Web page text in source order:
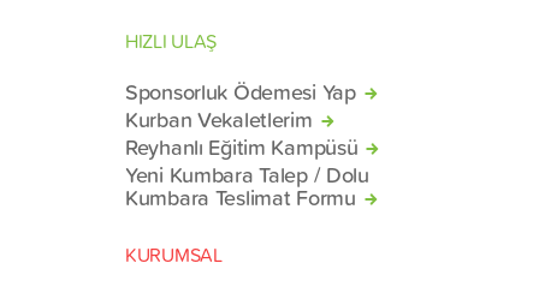
HIZLI ULAŞ
Sponsorluk Ödemesi Yap
Kurban Vekaletlerim
Reyhanlı Eğitim Kampüsü
Yeni Kumbara Talep / Dolu
Kumbara Teslimat Formu
KURUMSAL